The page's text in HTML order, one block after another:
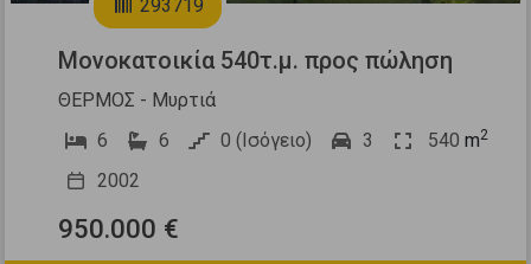
293719
Μονοκατοικία 540τ.μ. προς πώληση
ΘΕΡΜΟΣ - Μυρτιά
6
6 0 (Ισόγειο) 3 540 m2
2002
950.000 €